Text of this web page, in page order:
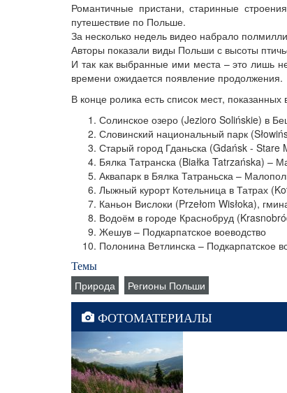
Романтичные пристани, старинные
путешествие по Польше.
За несколько недель видео набрало
Авторы показали виды Польши с высоты
И так как выбранные ими места – это лишь
времени ожидается появление продолжения.
В конце ролика есть список мест,
Солинское озеро (Jezioro Solińskie) в
Словинский национальный парк
Старый город Гданьска (Gdańsk - Stare
Бялка Татранска (Białka Tatrzańska) –
Аквапарк в Бялка Татраньска –
Лыжный курорт Котельница в Татрах
Каньон Вислоки (Przełom Wisłoka),
Водоём в городе Краснобруд
Жешув – Подкарпатское воеводство
Полонина Ветлинска – Подкарпатское
Темы
Природа Регионы Польши
ФОТОМАТЕРИАЛЫ